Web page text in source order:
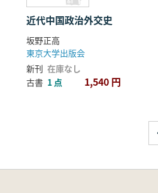
近代中国政治外交史
坂野正高
東京大学出版会
新刊 在庫なし
古書 1 点 1,540 円